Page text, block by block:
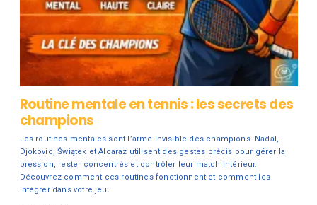
Routine mentale en tennis : les secrets des
champions
Les routines mentales sont l’arme invisible des champions. Nadal,
Djokovic, Świątek et Alcaraz utilisent des gestes précis pour gérer la
pression, rester concentrés et contrôler leur match intérieur.
Découvrez comment ces routines fonctionnent et comment les
intégrer dans votre jeu.